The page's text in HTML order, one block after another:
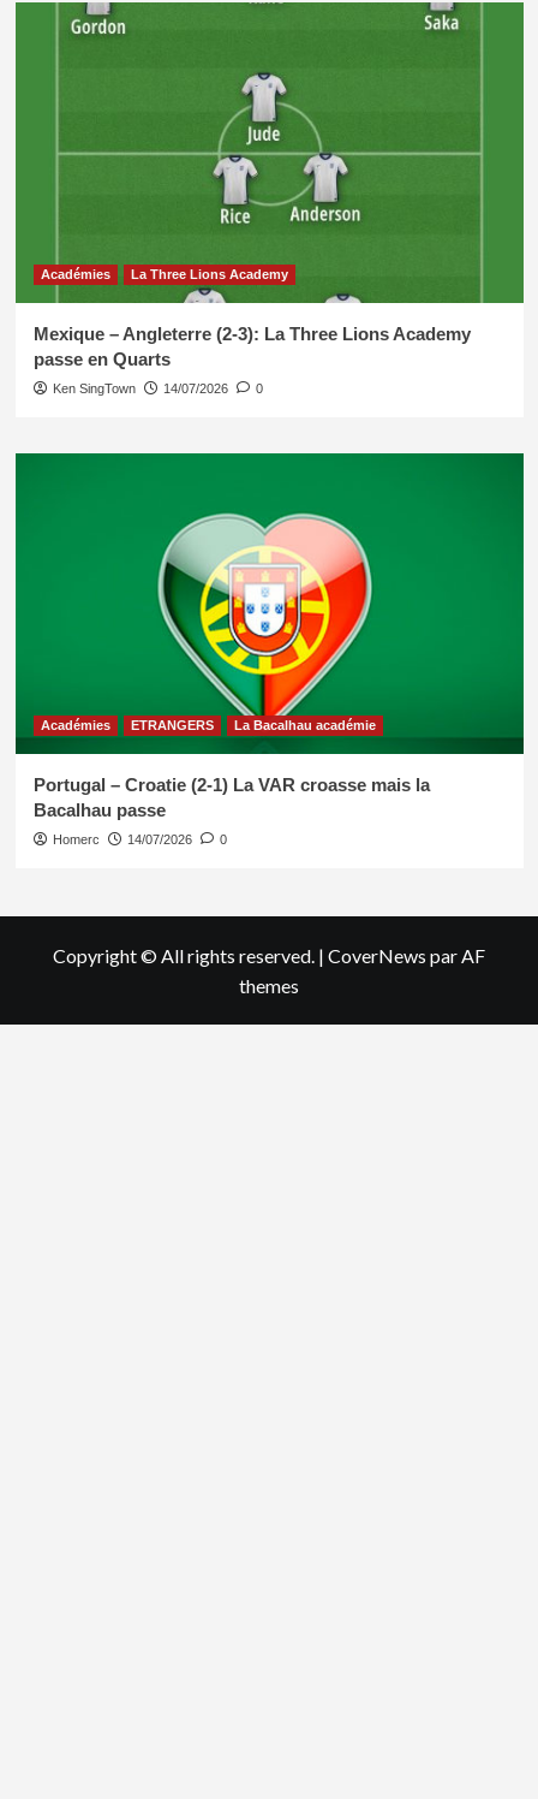
Académies La Three Lions Academy
Mexique – Angleterre (2-3): La Three Lions Academy
passe en Quarts
Ken SingTown 14/07/2026 0
Académies ETRANGERS La Bacalhau académie
Portugal – Croatie (2-1) La VAR croasse mais la
Bacalhau passe
Homerc 14/07/2026 0
Copyright © All rights reserved. | CoverNews par AF
themes